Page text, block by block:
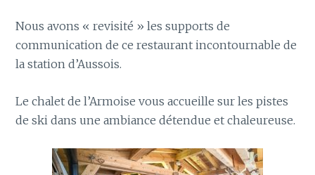
Nous avons « revisité » les supports de
communication de ce restaurant incontournable de
la station d’Aussois.
Le chalet de l’Armoise vous accueille sur les pistes
de ski dans une ambiance détendue et chaleureuse.